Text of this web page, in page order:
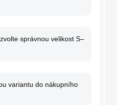
správnou velikost S–
variantu do nákupního